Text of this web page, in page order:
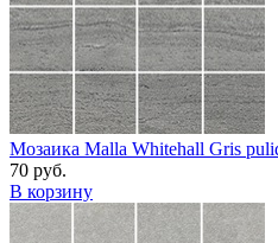
Мозаика Malla Whitehall Gris
70 руб.
В корзину